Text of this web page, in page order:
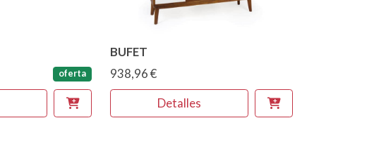
oferta
BUFET
938,96 €
Detalles